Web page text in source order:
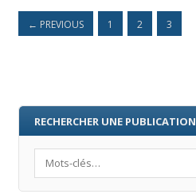
← PREVIOUS 1 2 3
RECHERCHER UNE PUBLICATION